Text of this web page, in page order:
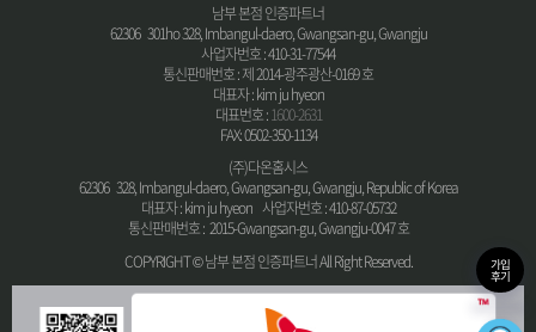
남부 본점 인증파트너
62306 301ho 328, Imbangul-daero, Gwangsan-gu, Gwangju
사업자번호 : 410-31-77544
통신판매번호 : 제 2014-광주광산-0169 호
대표자 : kim ju hyeon
대표번호 :1600-2631
FAX: 0502-350-1134
(주)다온홈시스
62306 328, Imbangul-daero, Gwangsan-gu, Gwangju, Republic of Korea
대표자 : kim ju hyeon 사업자번호 : 410-87-05732
통신판매번호 : 2015-Gwangsan-gu, Gwangju-0047 호
COPYRIGHT © 남부 본점 인증파트너 All Right Reserved.
가입
후기